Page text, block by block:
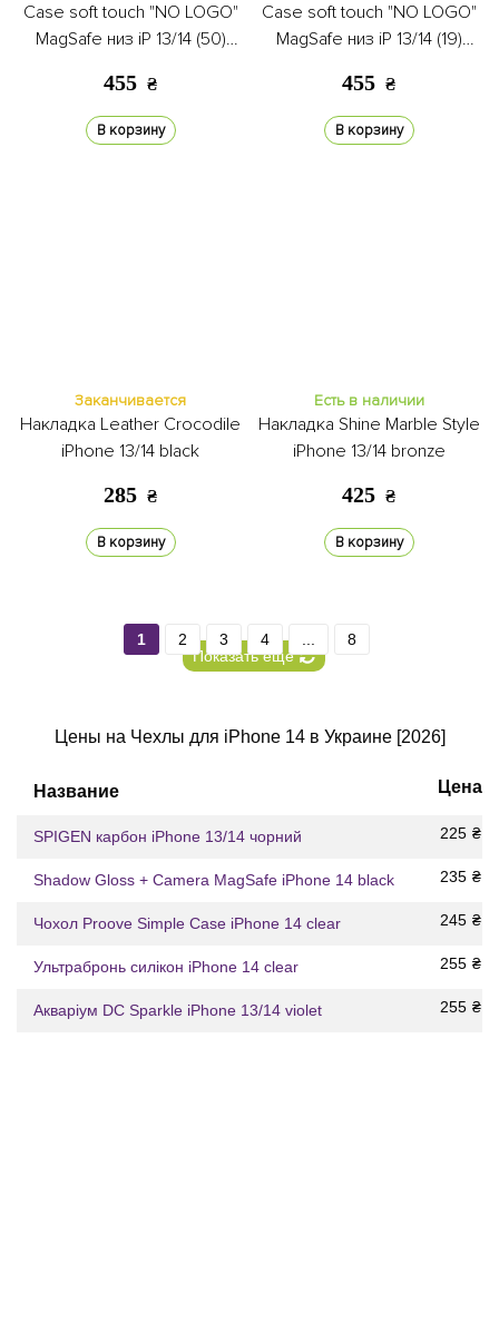
Case soft touch "NO LOGO"
MagSafe низ iP 13/14 (50)
455 ₴
В корзину
Case soft touch "NO LOGO"
MagSafe низ iP 13/14 (19)
455 ₴
В корзину
Заканчивается
Накладка Leather Crocodile
iPhone 13/14 black
285 ₴
В корзину
Есть в наличии
Накладка Shine Marble Style
iPhone 13/14 bronze
425 ₴
В корзину
Показать еще
1 2 3 4 8
Цены на Чехлы для iPhone 14 в Украине [2026]
Название Цена
SPIGEN карбон iPhone 13/14 чорний 225 ₴
Shadow Gloss + Camera MagSafe iPhone 14 black 235 ₴
Чохол Proove Simple Case iPhone 14 clear 245 ₴
Ультрабронь силікон iPhone 14 clear 255 ₴
Акваріум DC Sparkle iPhone 13/14 violet 255 ₴